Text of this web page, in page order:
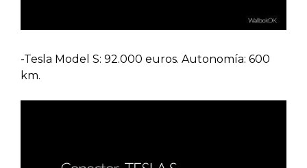
-Tesla Model S: 92.000 euros. Autonomía: 600
km.